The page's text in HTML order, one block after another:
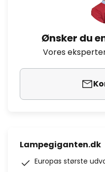
Ønsker du
Vores
Lampegiganten.dk
Europas største